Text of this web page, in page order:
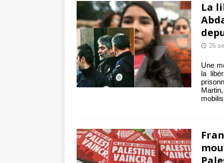
La
26
Une
la